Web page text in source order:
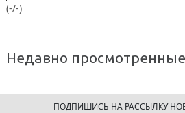
(-/-)
Недавно
ПОДПИШИСЬ НА РАССЫЛКУ